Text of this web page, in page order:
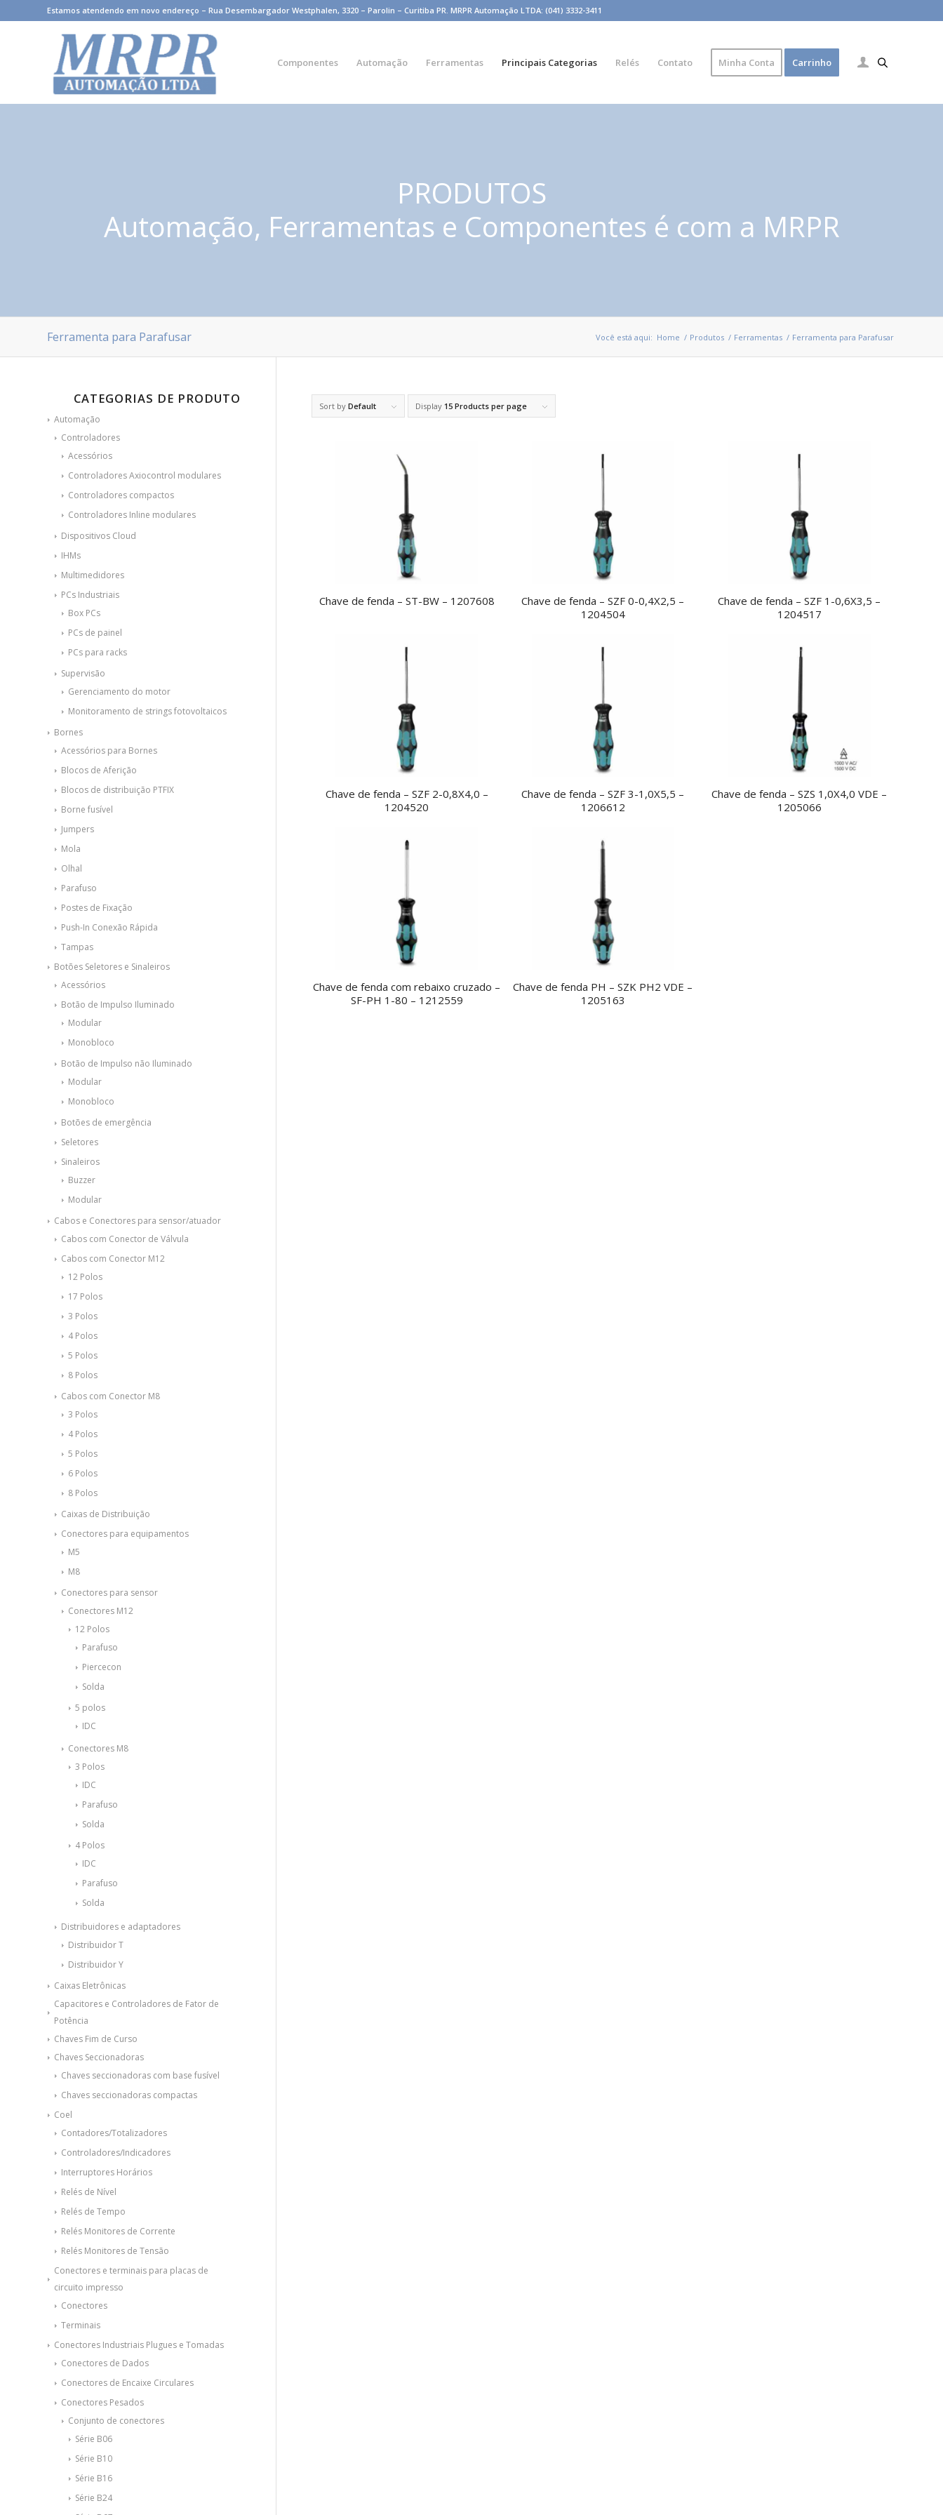
Estamos atendendo em novo endereço – Rua Desembargador Westphalen, 3320 – Parolin – Curitiba PR. MRPR Automação LTDA: (041) 3332-3411
Componentes Automação Ferramentas Principais Categorias Relés Contato Minha Conta Carrinho
PRODUTOS
Automação, Ferramentas e Componentes é com a MRPR
Ferramenta para Parafusar Você está aqui: Home / Produtos / Ferramentas / Ferramenta para Parafusar
Sort by Default Display 15 Products per page
Chave de fenda – ST-BW – 1207608
Chave de fenda – SZF 0-0,4X2,5 –
1204504
Chave de fenda – SZF 1-0,6X3,5 –
1204517
Chave de fenda – SZF 2-0,8X4,0 –
1204520
Chave de fenda – SZF 3-1,0X5,5 –
1206612
Chave de fenda – SZS 1,0X4,0 VDE –
1205066
Chave de fenda com rebaixo cruzado –
SF-PH 1-80 – 1212559
Chave de fenda PH – SZK PH2 VDE –
1205163
CATEGORIAS DE PRODUTO
Automação
Controladores
Acessórios
Controladores Axiocontrol modulares
Controladores compactos
Controladores Inline modulares
Dispositivos Cloud
IHMs
Multimedidores
PCs Industriais
Box PCs
PCs de painel
PCs para racks
Supervisão
Gerenciamento do motor
Monitoramento de strings fotovoltaicos
Bornes
Acessórios para Bornes
Blocos de Aferição
Blocos de distribuição PTFIX
Borne fusível
Jumpers
Mola
Olhal
Parafuso
Postes de Fixação
Push-In Conexão Rápida
Tampas
Botões Seletores e Sinaleiros
Acessórios
Botão de Impulso Iluminado
Modular
Monobloco
Botão de Impulso não Iluminado
Modular
Monobloco
Botões de emergência
Seletores
Sinaleiros
Buzzer
Modular
Cabos e Conectores para sensor/atuador
Cabos com Conector de Válvula
Cabos com Conector M12
12 Polos
17 Polos
3 Polos
4 Polos
5 Polos
8 Polos
Cabos com Conector M8
3 Polos
4 Polos
5 Polos
6 Polos
8 Polos
Caixas de Distribuição
Conectores para equipamentos
M5
M8
Conectores para sensor
Conectores M12
12 Polos
Parafuso
Piercecon
Solda
5 polos
IDC
Conectores M8
3 Polos
IDC
Parafuso
Solda
4 Polos
IDC
Parafuso
Solda
Distribuidores e adaptadores
Distribuidor T
Distribuidor Y
Caixas Eletrônicas
Capacitores e Controladores de Fator de
Potência
Chaves Fim de Curso
Chaves Seccionadoras
Chaves seccionadoras com base fusível
Chaves seccionadoras compactas
Coel
Contadores/Totalizadores
Controladores/Indicadores
Interruptores Horários
Relés de Nível
Relés de Tempo
Relés Monitores de Corrente
Relés Monitores de Tensão
Conectores e terminais para placas de
circuito impresso
Conectores
Terminais
Conectores Industriais Plugues e Tomadas
Conectores de Dados
Conectores de Encaixe Circulares
Conectores Pesados
Conjunto de conectores
Série B06
Série B10
Série B16
Série B24